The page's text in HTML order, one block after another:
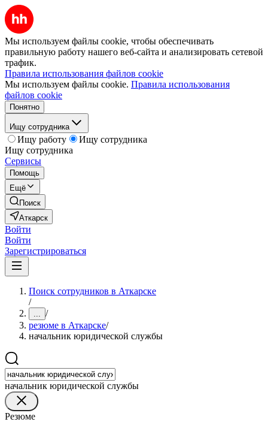
Мы используем файлы cookie, чтобы обеспечивать
правильную работу нашего веб-сайта и анализировать сетевой
трафик.
Правила использования файлов cookie
Мы используем файлы cookie. Правила использования
файлов cookie
Понятно
Ищу сотрудника
Ищу работу
Ищу сотрудника
Ищу сотрудника
Сервисы
Помощь
Ещё
Поиск
Аткарск
Войти
Войти
Зарегистрироваться
Поиск сотрудников в Аткарске
/
... /
резюме в Аткарске/
начальник юридической службы
начальник юридической службы
Резюме